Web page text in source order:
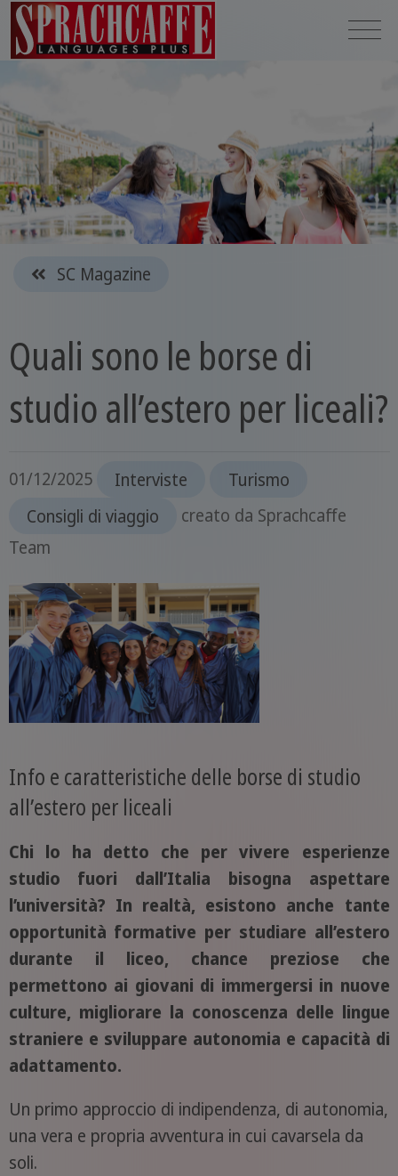
SC Magazine
Quali sono le borse di
studio all’estero per liceali?
01/12/2025 Interviste
Turismo
Consigli di viaggio
creato da Sprachcaffe
Team
Info e caratteristiche delle borse di studio
all’estero per liceali
Chi lo ha detto che per vivere esperienze
studio fuori dall’Italia bisogna aspettare
l’università? In realtà, esistono anche tante
opportunità formative per studiare all’estero
durante il liceo, chance preziose che
permettono ai giovani di immergersi in nuove
culture, migliorare la conoscenza delle lingue
straniere e sviluppare autonomia e capacità di
adattamento.
Un primo approccio di indipendenza, di autonomia,
una vera e propria avventura in cui cavarsela da
soli.